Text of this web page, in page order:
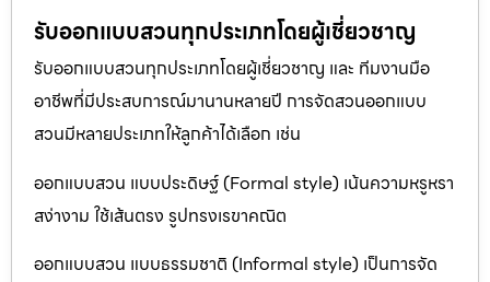
รับออกแบบสวนทุกประเภทโดยผู้เชี่ยวชาญ
รับออกแบบสวนทุกประเภทโดยผู้เชี่ยวชาญ และ ทีมงานมือ
อาชีพที่มีประสบการณ์มานานหลายปี การจัดสวนออกแบบ
สวนมีหลายประเภทให้ลูกค้าได้เลือก เช่น
ออกแบบสวน แบบประดิษฐ์ (Formal style) เน้นความหรูหรา
สง่างาม ใช้เส้นตรง รูปทรงเรขาคณิต
ออกแบบสวน แบบธรรมชาติ (Informal style) เป็นการจัด